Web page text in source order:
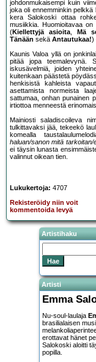
johdonmukaisempi kuin
joka oli ennemminkin pelkkä
kera Salokoski ottaa
musiikkia. Huomioitavaa
(Kiellettyjä asioita, Mä
Tänään sekä Antautukaa!)
Kaunis Valoa yllä on
pitää jopa teemalevynä.
iskusävelmiä, joiden
kuitenkaan päästetä
henkisistä kahleista
asettamista normeista
sattumaa, onhan punainen
irtiottoa menneestä
Mainiosti saladiscoileva
tulkittavaksi jää, tekeekö
komealla
haluan/sanon mitä
ei täysin lunasta
valinnut oikean tien.
Lukukertoja: 4707
Rekisteröidy niin voit
kommentoida levyä
Artistihaku
Artisti
Emma
Nu-soul-laulaja
brasilialaisen
erottavat hänet
Salokoski aloitti
popilla.